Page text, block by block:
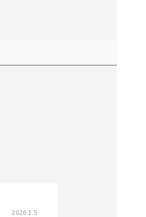
2026.1.5